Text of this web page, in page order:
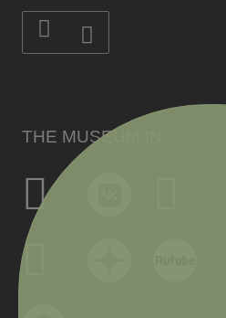
THE MUSEUM IN